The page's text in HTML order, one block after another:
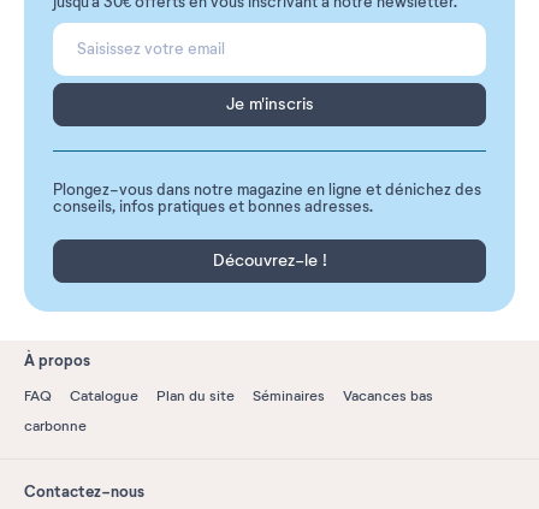
Je m'inscris
Plongez-vous dans notre magazine en ligne et dénichez des
conseils, infos pratiques et bonnes adresses.
Découvrez-le !
À propos
FAQ Catalogue Plan du site Séminaires
Vacances bas
carbonne
Contactez-nous